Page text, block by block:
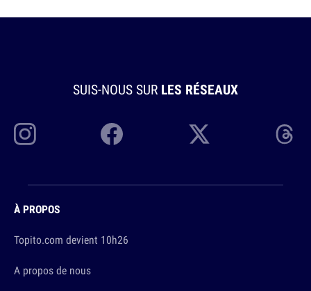
SUIS-NOUS SUR LES RÉSEAUX
À PROPOS
Topito.com devient 10h26
A propos de nous